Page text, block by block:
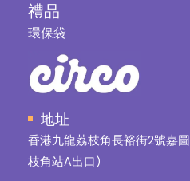
禮品
環保袋
地址
香港九龍荔枝角長裕街2號嘉
枝角站A出口)